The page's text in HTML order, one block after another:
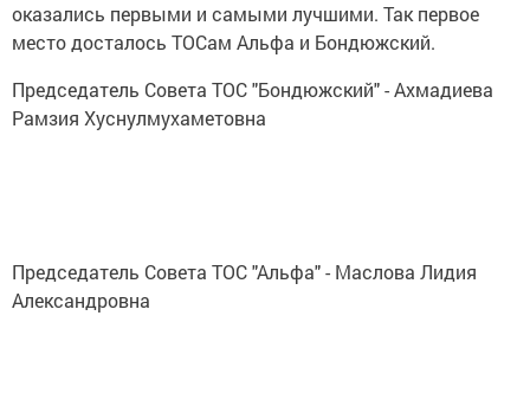
оказались первыми и самыми лучшими. Так первое
место досталось ТОСам Альфа и Бондюжский.
Председатель Совета ТОС "Бондюжский" - Ахмадиева
Рамзия Хуснулмухаметовна
Председатель Совета ТОС "Альфа" - Маслова Лидия
Александровна